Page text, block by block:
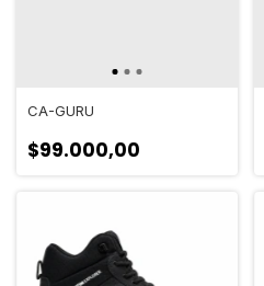
CA-GURU
$99.000,00